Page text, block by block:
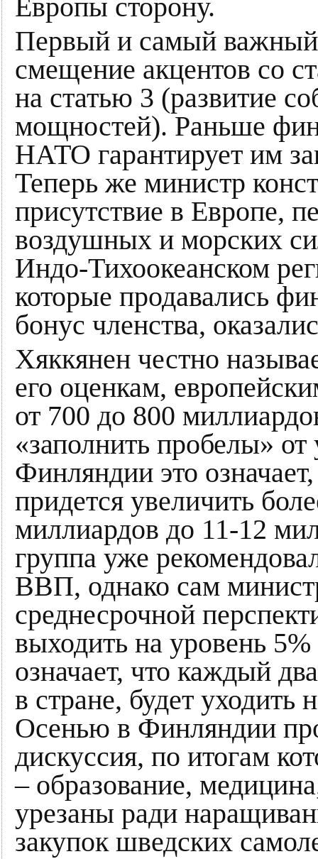
Европы сторону.
Первый и самый важный
смещение акцентов со
на статью 3 (развитие
мощностей). Раньше
НАТО гарантирует им
Теперь же министр
присутствие в Европе,
воздушных и морских
Индо-Тихоокеанском
которые продавались
бонус членства,
Хяккянен честно
его оценкам,
от 700 до 800
«заполнить пробелы»
Финляндии это
придется увеличить
миллиардов до 11-12
группа уже
ВВП, однако сам
среднесрочной
выходить на уровень
означает, что каждый
в стране, будет
Осенью в Финляндии
дискуссия, по итогам
– образование,
урезаны ради
закупок шведских